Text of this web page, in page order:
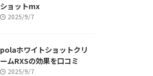
ショットmx
2025/9/7
polaホワイトショットクリ
ームRXSの効果を口コミ
2025/9/7